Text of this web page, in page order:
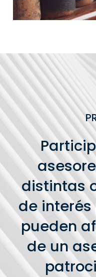
distintas
de
pueden
de un